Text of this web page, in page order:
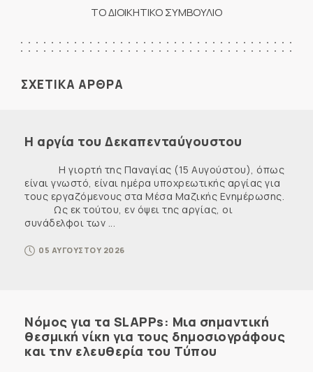
ΤΟ ΔΙΟΙΚΗΤΙΚΟ ΣΥΜΒΟΥΛΙΟ
ΣΧΕΤΙΚΑ ΑΡΘΡΑ
Η αργία του Δεκαπενταύγουστου
Η γιορτή της Παναγίας (15 Αυγούστου), όπως
είναι γνωστό, είναι ημέρα υποχρεωτικής αργίας για
τους εργαζόμενους στα Μέσα Μαζικής Ενημέρωσης.
Ως εκ τούτου, εν όψει της αργίας, οι
συνάδελφοι των ...
05 ΑΥΓΟΥΣΤΟΥ 2026
Νόμος για τα SLAPPs: Μια σημαντική
θεσμική νίκη για τους δημοσιογράφους
και την ελευθερία του Τύπου